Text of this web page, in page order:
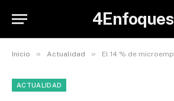
4Enfoques
Inicio » Actualidad » El 14 % de microempresas en
ACTUALIDAD